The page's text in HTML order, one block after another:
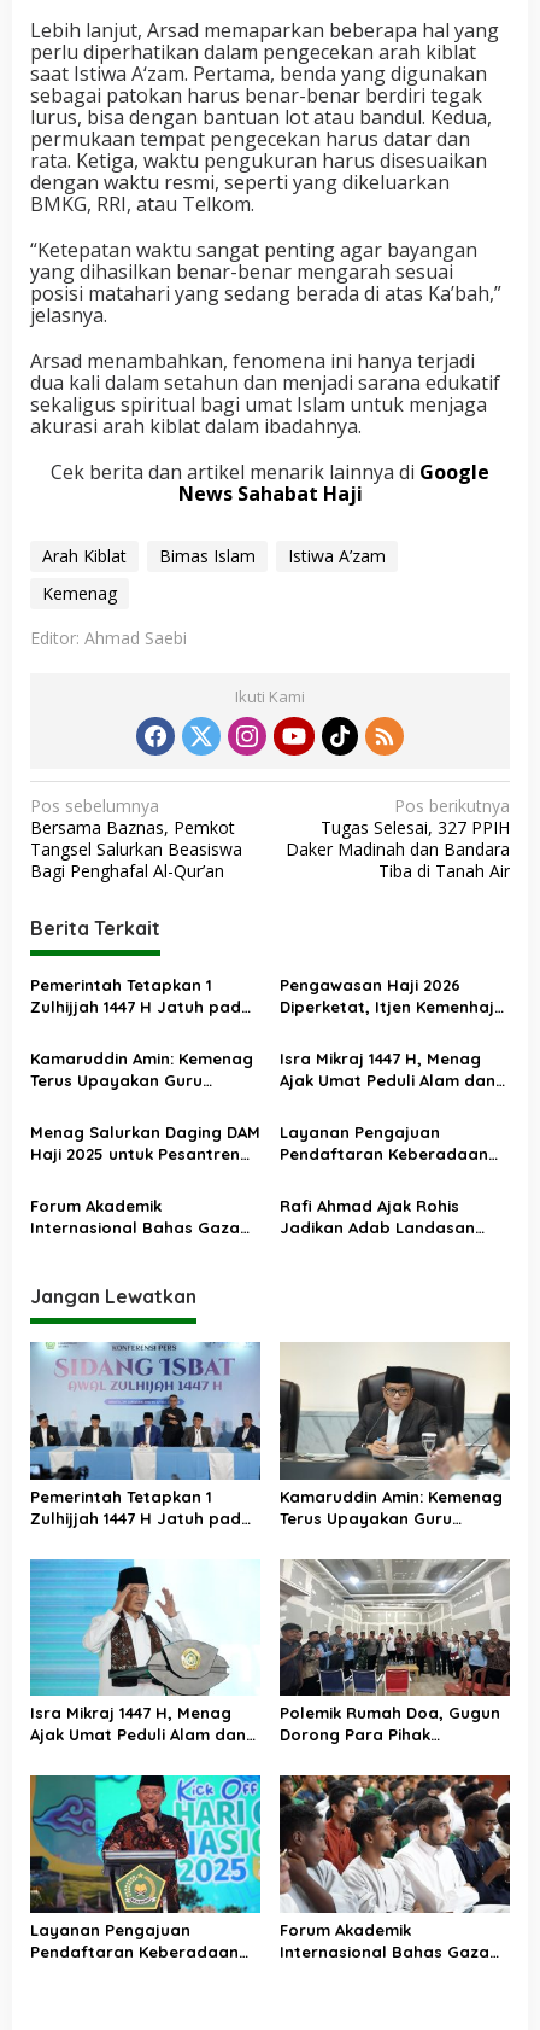
Lebih lanjut, Arsad memaparkan beberapa hal yang
perlu diperhatikan dalam pengecekan arah kiblat
saat Istiwa A‘zam. Pertama, benda yang digunakan
sebagai patokan harus benar-benar berdiri tegak
lurus, bisa dengan bantuan lot atau bandul. Kedua,
permukaan tempat pengecekan harus datar dan
rata. Ketiga, waktu pengukuran harus disesuaikan
dengan waktu resmi, seperti yang dikeluarkan
BMKG, RRI, atau Telkom.
“Ketepatan waktu sangat penting agar bayangan
yang dihasilkan benar-benar mengarah sesuai
posisi matahari yang sedang berada di atas Ka’bah,”
jelasnya.
Arsad menambahkan, fenomena ini hanya terjadi
dua kali dalam setahun dan menjadi sarana edukatif
sekaligus spiritual bagi umat Islam untuk menjaga
akurasi arah kiblat dalam ibadahnya.
Cek berita dan artikel menarik lainnya di Google
News Sahabat Haji
Arah Kiblat Bimas Islam
Istiwa A’zam
Kemenag
Editor: Ahmad Saebi
Ikuti Kami
N
a
v
g
a
s
p
s
Pos sebelumnya
Bersama Baznas, Pemkot
Tangsel Salurkan Beasiswa
Bagi Penghafal Al-Qur’an
Pos berikutnya
Tugas Selesai, 327 PPIH
Daker Madinah dan Bandara
Tiba di Tanah Air
Berita Terkait
Pemerintah Tetapkan 1
Zulhijjah 1447 H Jatuh pada
Pengawasan Haji 2026
Diperketat, Itjen Kemenhaj
Kemenag
Kamaruddin Amin: Kemenag
Terus Upayakan Guru
Diangkat PPPK
Isra Mikraj 1447 H, Menag
Ajak Umat Peduli Alam dan
Menag Salurkan Daging DAM
Haji 2025 untuk Pesantren
Layanan Pengajuan
Pendaftaran Keberadaan
Januari 2026
Forum Akademik
Internasional Bahas Gaza
Rafi Ahmad Ajak Rohis
Jadikan Adab Landasan
Jangan Lewatkan
Pemerintah Tetapkan 1
Zulhijjah 1447 H Jatuh pada
Kamaruddin Amin: Kemenag
Terus Upayakan Guru
Diangkat PPPK
Isra Mikraj 1447 H, Menag
Ajak Umat Peduli Alam dan
Polemik Rumah Doa, Gugun
Dorong Para Pihak
Layanan Pengajuan
Pendaftaran Keberadaan
Forum Akademik
Internasional Bahas Gaza